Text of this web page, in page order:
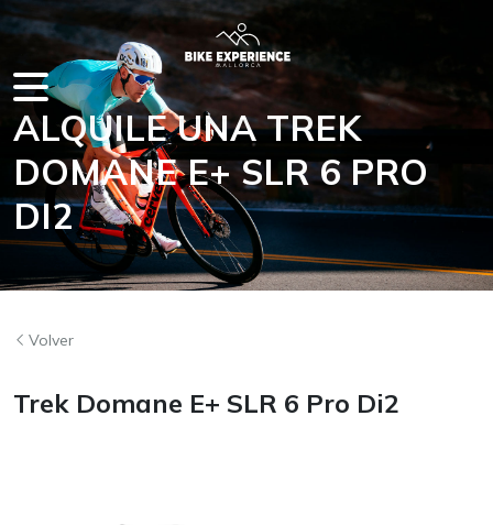
ALQUILE UNA TREK
DOMANE E+ SLR 6 PRO
DI2EN MALLORCA
Volver
Trek Domane E+ SLR 6 Pro Di2